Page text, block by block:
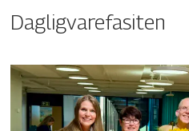
Dagligvarefasiten